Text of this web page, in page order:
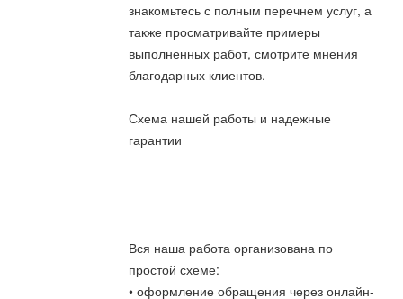
знакомьтесь с полным перечнем услуг, а
также просматривайте примеры
выполненных работ, смотрите мнения
благодарных клиентов.
Схема нашей работы и надежные
гарантии
Вся наша работа организована по
простой схеме:
• оформление обращения через онлайн-